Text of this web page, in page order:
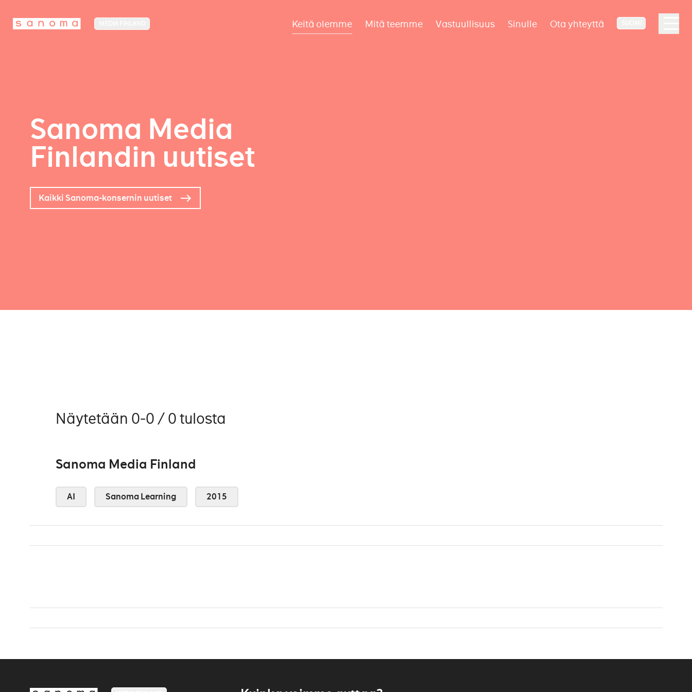
Keitä olemme Mitä teemme Vastuullisuus Sinulle Ota yhteyttä
Sanoma Media
Finlandin uutiset
Kaikki Sanoma-konsernin uutiset
Näytetään 0-0 / 0 tulosta
Sanoma Media Finland
AI Sanoma Learning 2015